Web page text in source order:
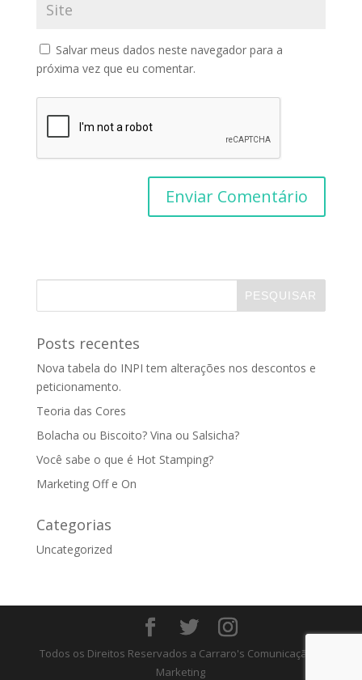
Salvar meus dados neste navegador para a
próxima vez que eu comentar.
Posts recentes
Nova tabela do INPI tem alterações nos descontos e
peticionamento.
Teoria das Cores
Bolacha ou Biscoito? Vina ou Salsicha?
Você sabe o que é Hot Stamping?
Marketing Off e On
Categorias
Uncategorized
Todos os Direitos Reservados a Carraro's Comunicação e
Marketing